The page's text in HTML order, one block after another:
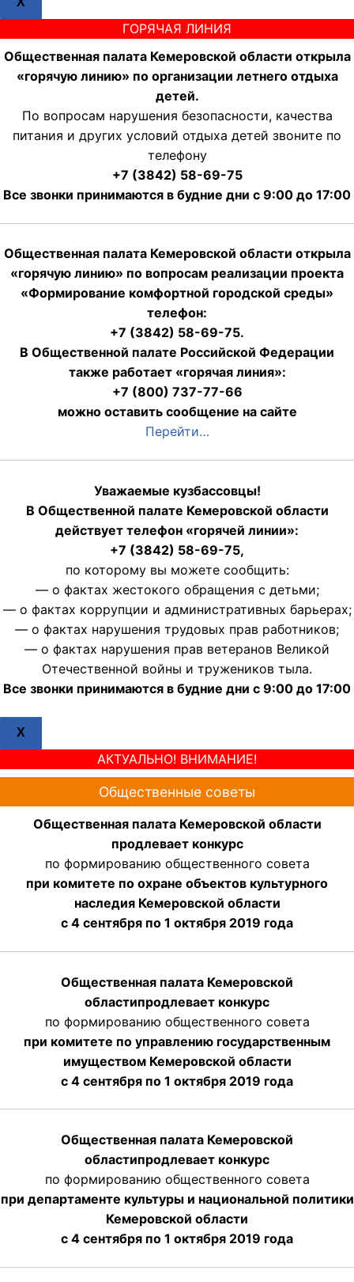
ГОРЯЧАЯ ЛИНИЯ
Общественная палата Кемеровской области открыла
«горячую линию» по организации летнего отдыха
детей.
По вопросам нарушения безопасности, качества
питания и других условий отдыха детей звоните по
телефону
+7 (3842) 58-69-75
Все звонки принимаются в будние дни с 9:00 до 17:00
Общественная палата Кемеровской области открыла
«горячую линию» по вопросам реализации проекта
«Формирование комфортной городской среды»
телефон:
+7 (3842) 58-69-75.
В Общественной палате Российской Федерации
также работает «горячая линия»:
+7 (800) 737-77-66
можно оставить сообщение на сайте
Перейти…
Уважаемые кузбассовцы!
В Общественной палате Кемеровской области
действует телефон «горячей линии»:
+7 (3842) 58-69-75,
по которому вы можете сообщить:
— о фактах жестокого обращения с детьми;
— о фактах коррупции и административных барьерах;
— о фактах нарушения трудовых прав работников;
— о фактах нарушения прав ветеранов Великой
Отечественной войны и тружеников тыла.
Все звонки принимаются в будние дни с 9:00 до 17:00
X
АКТУАЛЬНО! ВНИМАНИЕ!
Общественные советы
Общественная палата Кемеровской области
продлевает конкурс
по формированию общественного совета
при комитете по охране объектов культурного
наследия Кемеровской области
с 4 сентября по 1 октября 2019 года
Общественная палата Кемеровской
областипродлевает конкурс
по формированию общественного совета
при комитете по управлению государственным
имуществом Кемеровской области
с 4 сентября по 1 октября 2019 года
Общественная палата Кемеровской
областипродлевает конкурс
по формированию общественного совета
при департаменте культуры и национальной политики
Кемеровской области
с 4 сентября по 1 октября 2019 года